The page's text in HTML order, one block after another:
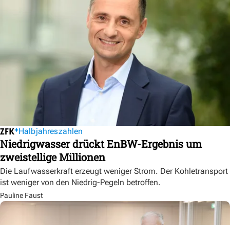
Halbjahreszahlen
Niedrigwasser drückt EnBW-Ergebnis um
zweistellige Millionen
Die Laufwasserkraft erzeugt weniger Strom. Der Kohletransport
ist weniger von den Niedrig-Pegeln betroffen.
Pauline Faust